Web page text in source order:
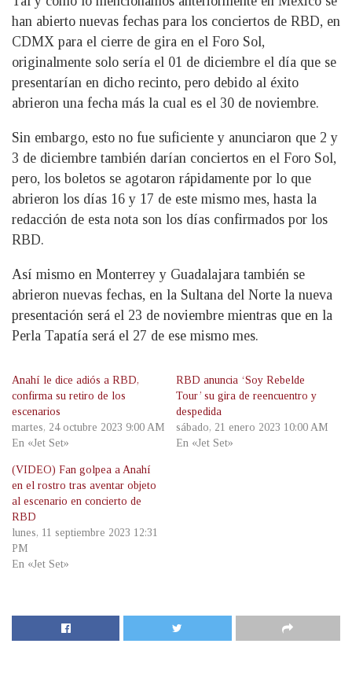
han abierto nuevas fechas para los conciertos de RBD, en
CDMX para el cierre de gira en el Foro Sol,
originalmente solo sería el 01 de diciembre el día que se
presentarían en dicho recinto, pero debido al éxito
abrieron una fecha más la cual es el 30 de noviembre.
Sin embargo, esto no fue suficiente y anunciaron que 2 y
3 de diciembre también darían conciertos en el Foro Sol,
pero, los boletos se agotaron rápidamente por lo que
abrieron los días 16 y 17 de este mismo mes, hasta la
redacción de esta nota son los días confirmados por los
RBD.
Así mismo en Monterrey y Guadalajara también se
abrieron nuevas fechas, en la Sultana del Norte la nueva
presentación será el 23 de noviembre mientras que en la
Perla Tapatía será el 27 de ese mismo mes.
Anahí le dice adiós a RBD,
confirma su retiro de los
escenarios
martes, 24 octubre 2023 9:00 AM
En «Jet Set»
RBD anuncia ‘Soy Rebelde
Tour’ su gira de reencuentro y
despedida
sábado, 21 enero 2023 10:00 AM
En «Jet Set»
(VIDEO) Fan golpea a Anahí
en el rostro tras aventar objeto
al escenario en concierto de
RBD
lunes, 11 septiembre 2023 12:31
PM
En «Jet Set»